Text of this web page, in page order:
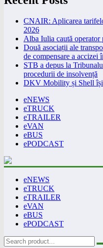
CNAIR: Aplicarea
2026
Alba Iulia caută
Două asociații ale
de compensare a accizei
STB a depus la
procedurii de insolvență
DKV Mobility și Shell își
eNEWS
eTRUCK
eTRAILER
eVAN
eBUS
ePODCAST
eNEWS
eTRUCK
eTRAILER
eVAN
eBUS
ePODCAST